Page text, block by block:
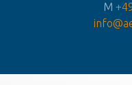
M